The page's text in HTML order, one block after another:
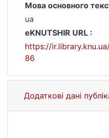
Мова основного
ua
eKNUTSHIR URL :
https://
86
Додаткові дані